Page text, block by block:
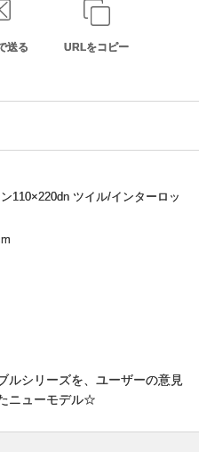
送る URLをコピー
110×220dn ツイル/インターロッ
ルシリーズを、ユーザーの意見
ニューモデル☆